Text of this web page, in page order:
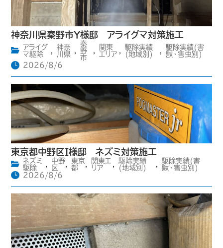
神奈川県秦野市Y様邸 アライグマ対策施工
アライグ
マ駆除
神奈
川県
秦
野
市
関東
エリア
駆除実績
(地域別)
駆除実績(害
獣・害虫別)
2026/8/6
東京都中野区I様邸 ネズミ対策施工
ネズミ
駆除
中野
区
東京
都
関東エ
リア
駆除実績
(地域別)
駆除実績(害
獣・害虫別)
2026/8/6